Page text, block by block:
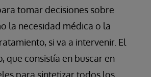
tomar decisiones sobre
la necesidad médica o la
si va a intervenir. El
que consistía en buscar en
para sintetizar todos los